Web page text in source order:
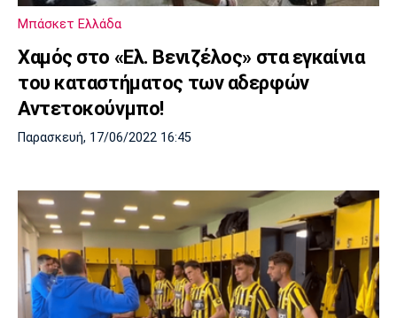
Μπάσκετ Ελλάδα
Χαμός στο «Ελ. Βενιζέλος» στα εγκαίνια
του καταστήματος των αδερφών
Αντετοκούνμπο!
Παρασκευή, 17/06/2022 16:45